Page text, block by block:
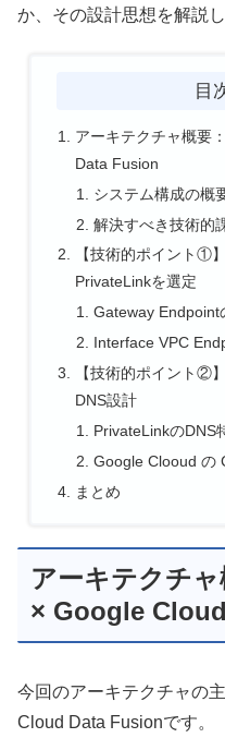
か、その設計思想を解説し
目
アーキテクチャ概要
Data Fusion
システム構成の概
解決すべき技術的
【技術的ポイント①
PrivateLinkを選定
Gateway Endpoint
Interface VPC
【技術的ポイント②
DNS設計
PrivateLinkのDNS
Google Clooud の
まとめ
アーキテクチ
× Google
今回のアーキテクチャの
Cloud Data Fusionです。